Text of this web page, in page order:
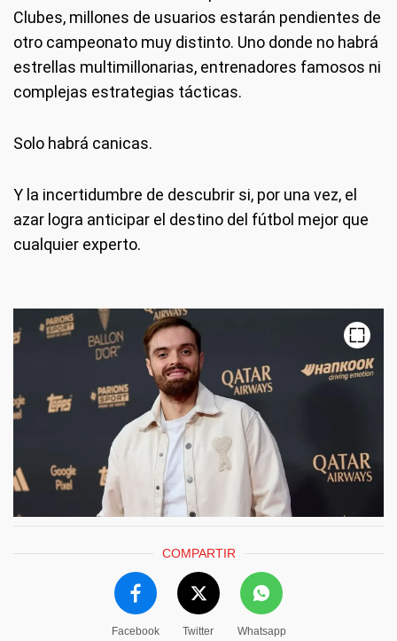
Clubes, millones de usuarios estarán pendientes de
otro campeonato muy distinto. Uno donde no habrá
estrellas multimillonarias, entrenadores famosos ni
complejas estrategias tácticas.
Solo habrá canicas.
Y la incertidumbre de descubrir si, por una vez, el
azar logra anticipar el destino del fútbol mejor que
cualquier experto.
COMPARTIR
Facebook Twitter Whatsapp